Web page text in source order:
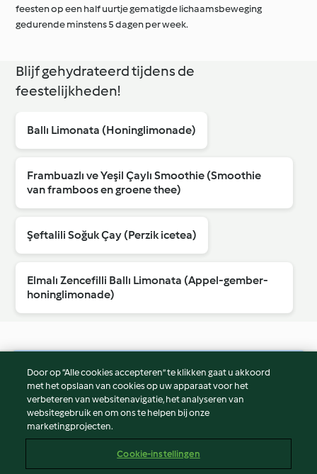
feesten op een half uurtje gematigde lichaamsbeweging
gedurende minstens 5 dagen per week.
Blijf gehydrateerd tijdens de
feestelijkheden!
Ballı Limonata (Honinglimonade)
Frambuazlı ve Yeşil Çaylı Smoothie (Smoothie
van framboos en groene thee)
Şeftalili Soğuk Çay (Perzik icetea)
Elmalı Zencefilli Ballı Limonata (Appel-gember-
honinglimonade)
© Copyright 2026
Gebruiksvoorwaarden
Privacybeleid
Disclaimer
Door op “Alle cookies accepteren” te klikken gaat u akkoord
met het opslaan van cookies op uw apparaat voor het
verbeteren van websitenavigatie, het analyseren van
websitegebruik en om ons te helpen bij onze
marketingprojecten.
Cookie-instellingen